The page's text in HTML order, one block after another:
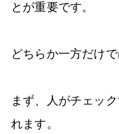
とが重要です。
どちらか一方だけ
まず、人がチェッ
れます。